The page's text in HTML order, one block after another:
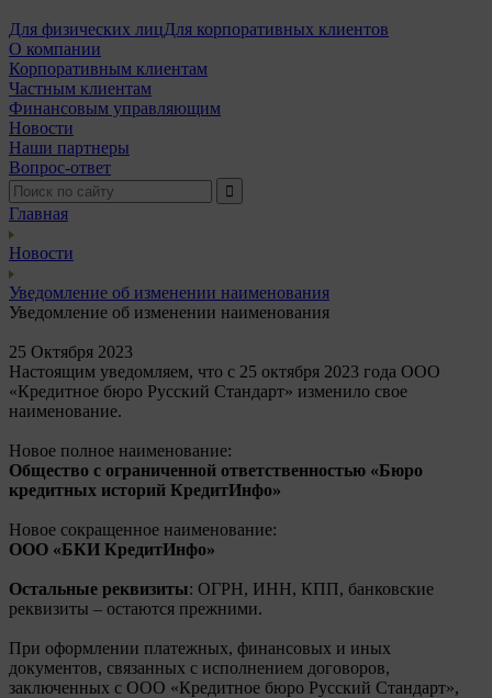
Для физических лицДля корпоративных клиентов
О компании
Корпоративным клиентам
Частным клиентам
Финансовым управляющим
Новости
Наши партнеры
Вопрос-ответ
Главная
Новости
Уведомление об изменении наименования
Уведомление об изменении наименования
25 Октября 2023
Настоящим уведомляем, что с 25 октября 2023 года ООО
«Кредитное бюро Русский Стандарт» изменило свое
наименование.
Новое полное наименование:
Общество с ограниченной ответственностью «Бюро
кредитных историй КредитИнфо»
Новое сокращенное наименование:
ООО «БКИ КредитИнфо»
Остальные реквизиты: ОГРН, ИНН, КПП, банковские
реквизиты – остаются прежними.
При оформлении платежных, финансовых и иных
документов, связанных с исполнением договоров,
заключенных с ООО «Кредитное бюро Русский Стандарт»,